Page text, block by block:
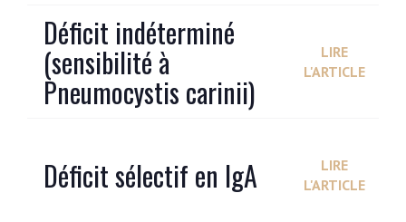
Déficit indéterminé
(sensibilité à
Pneumocystis carinii)
LIRE
L'ARTICLE
Déficit sélectif en IgA
LIRE
L'ARTICLE